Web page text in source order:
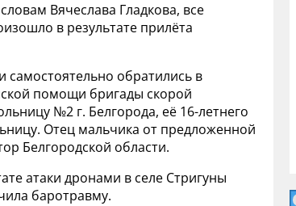
Вячеслава Гладкова, все
в результате прилёта
обратились в
помощи бригады скорой
№2 г. Белгорода, её 16-летнего
Отец мальчика от предложенной
Белгородской области.
атаки дронами в селе Стригуны
баротравму.